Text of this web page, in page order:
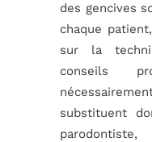
des gencives
chaque
sur la
conseils
substituent